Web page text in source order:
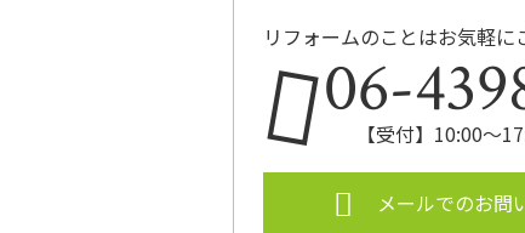
リフォームのことはお気軽に
06-【受付】10:00～
メールでのお問